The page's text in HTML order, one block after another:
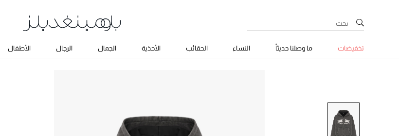
تخفيضات ما وصلنا حديثاً النساء الحقائب الأحذية الجمال الرجال الأطفال